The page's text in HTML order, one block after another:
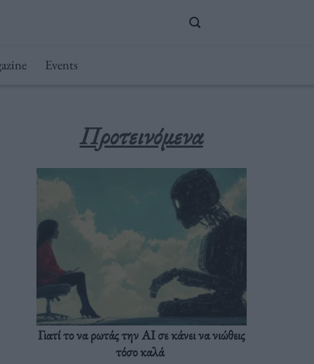
Events
Προτεινόμενα
Γιατί το να ρωτάς την AI σε κάνει να νιώθεις
τόσο καλά